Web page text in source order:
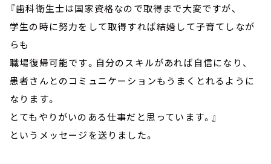
『歯科衛生士は国家資格なので取得まで大変ですが、
学生の時に努力をして取得すれば結婚して子育てしなが
らも
職場復帰可能です。自分のスキルがあれば自信になり、
患者さんとのコミュニケーションもうまくとれるように
なります。
とてもやりがいのある仕事だと思っています。』
というメッセージを送りました。